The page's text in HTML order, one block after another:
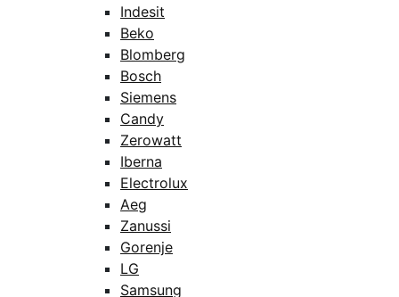
Indesit
Beko
Blomberg
Bosch
Siemens
Candy
Zerowatt
Iberna
Electrolux
Aeg
Zanussi
Gorenje
LG
Samsung